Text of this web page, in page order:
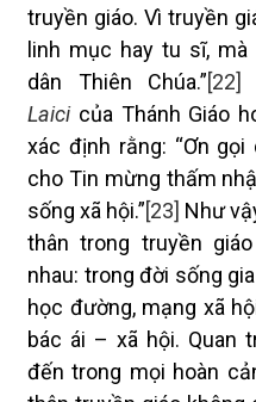
truyền giáo. Vì truyền
linh mục hay tu sĩ,
dân Thiên Chúa.”[22]
Laicicủa Thánh Giáo
xác định rằng: “Ơn
cho Tin mừng thấm
sống xã hội.”[23] Như
thân trong truyền
nhau: trong đời sống
học đường, mạng xã
bác ái – xã hội. Quan
đến trong mọi hoàn